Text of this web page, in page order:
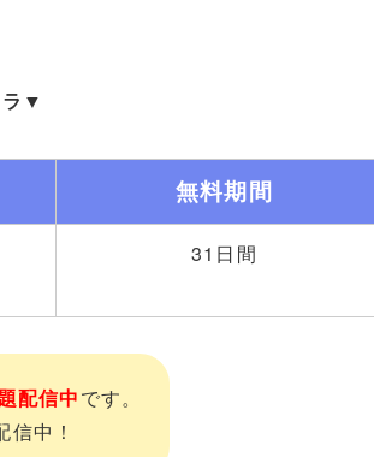
ラ▼
無料期間
31日間
配信中です。
中！